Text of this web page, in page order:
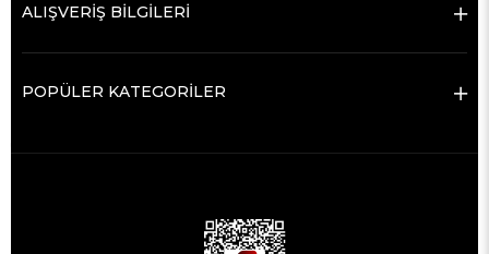
ALIŞVERİŞ BİLGİLERİ
POPÜLER KATEGORİLER